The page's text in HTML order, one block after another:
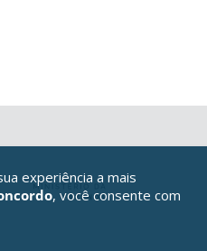
experiência a mais
, você consente com